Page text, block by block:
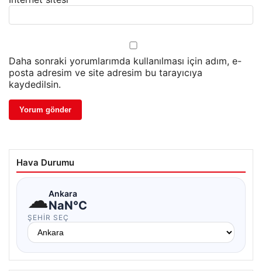
Daha sonraki yorumlarımda kullanılması için adım, e-
posta adresim ve site adresim bu tarayıcıya
kaydedilsin.
Hava Durumu
☁Ankara
NaN°C
ŞEHIR SEÇ